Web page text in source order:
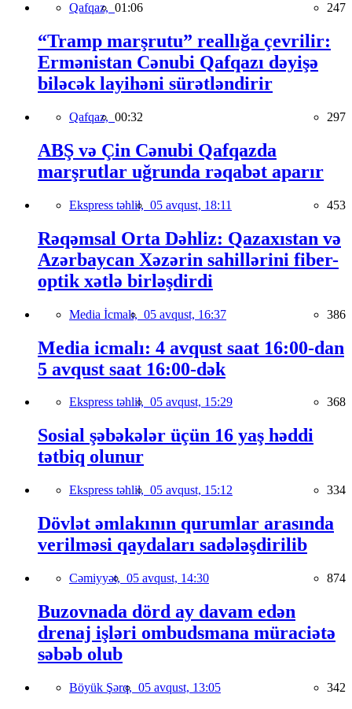
Qafqaz, 01:06 247
“Tramp marşrutu” reallığa çevrilir:
Ermənistan Cənubi Qafqazı dəyişə
biləcək layihəni sürətləndirir
Qafqaz, 00:32 297
ABŞ və Çin Cənubi Qafqazda
marşrutlar uğrunda rəqabət aparır
Ekspress təhlil, 05 avqust, 18:11 453
Rəqəmsal Orta Dəhliz: Qazaxıstan və
Azərbaycan Xəzərin sahillərini fiber-
optik xətlə birləşdirdi
Media İcmalı, 05 avqust, 16:37 386
Media icmalı: 4 avqust saat 16:00-dan
5 avqust saat 16:00-dək
Ekspress təhlil, 05 avqust, 15:29 368
Sosial şəbəkələr üçün 16 yaş həddi
tətbiq olunur
Ekspress təhlil, 05 avqust, 15:12 334
Dövlət əmlakının qurumlar arasında
verilməsi qaydaları sadələşdirilib
Cəmiyyət, 05 avqust, 14:30 874
Buzovnada dörd ay davam edən
drenaj işləri ombudsmana müraciətə
səbəb olub
Böyük Şərq, 05 avqust, 13:05 342